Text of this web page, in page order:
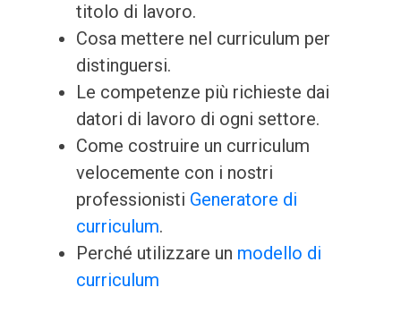
titolo di lavoro.
Cosa mettere nel curriculum per
distinguersi.
Le competenze più richieste dai
datori di lavoro di ogni settore.
Come costruire un curriculum
velocemente con i nostri
professionisti Generatore di
curriculum.
Perché utilizzare un modello di
curriculum